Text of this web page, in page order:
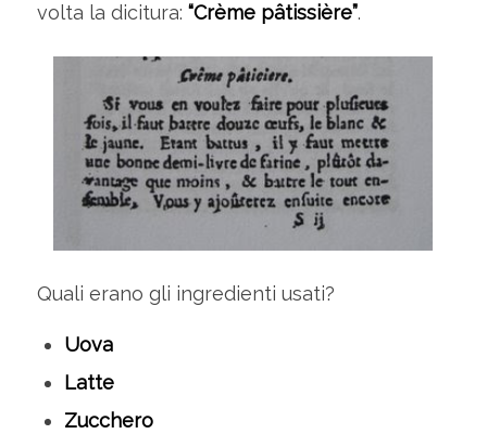
volta la dicitura: “Crème pâtissière”.
Quali erano gli ingredienti usati?
Uova
Latte
Zucchero